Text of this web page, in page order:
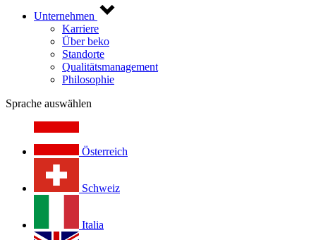
Unternehmen
Karriere
Über beko
Standorte
Qualitätsmanagement
Philosophie
Sprache auswählen
Österreich
Schweiz
Italia